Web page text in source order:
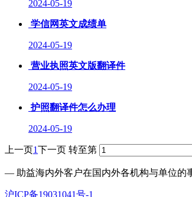
2024-05-19
学信网英文成绩单
2024-05-19
营业执照英文版翻译件
2024-05-19
护照翻译件怎么办理
2024-05-19
上一页1下一页 转至第
— 助益海内外客户在国内外各机构与单位的
沪ICP备19031041号-1